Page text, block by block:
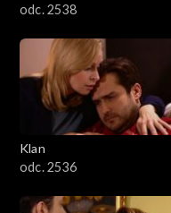
odc. 2538
Klan
odc. 2536